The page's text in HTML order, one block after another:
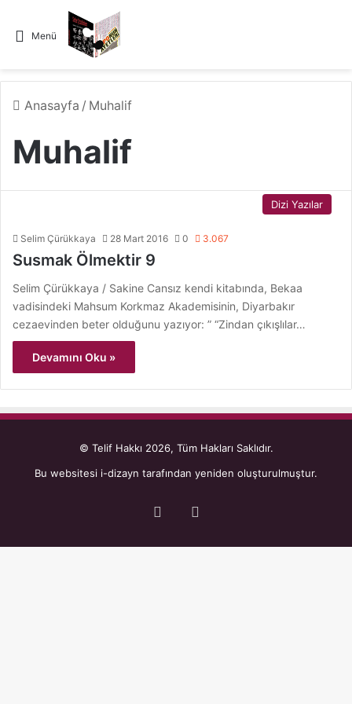
Menü
Anasayfa / Muhalif
Muhalif
Dizi Yazılar
Selim Çürükkaya 28 Mart 2016 0 3.067
Susmak Ölmektir 9
Selim Çürükkaya / Sakine Cansız kendi kitabında, Bekaa
vadisindeki Mahsum Korkmaz Akademisinin, Diyarbakır
cezaevinden beter olduğunu yazıyor: ” “Zindan çıkışlılar…
Devamını Oku »
© Telif Hakkı 2026, Tüm Hakları Saklıdır.
Bu websitesi i-dizayn tarafından yeniden oluşturulmuştur.
Facebook